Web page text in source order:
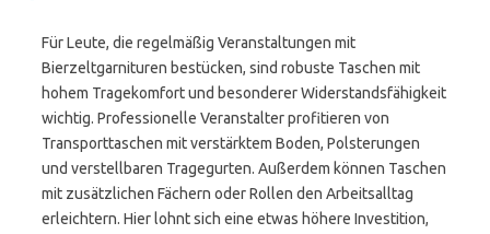
Für Leute, die regelmäßig Veranstaltungen mit
Bierzeltgarnituren bestücken, sind robuste Taschen mit
hohem Tragekomfort und besonderer Widerstandsfähigkeit
wichtig. Professionelle Veranstalter profitieren von
Transporttaschen mit verstärktem Boden, Polsterungen
und verstellbaren Tragegurten. Außerdem können Taschen
mit zusätzlichen Fächern oder Rollen den Arbeitsalltag
erleichtern. Hier lohnt sich eine etwas höhere Investition,